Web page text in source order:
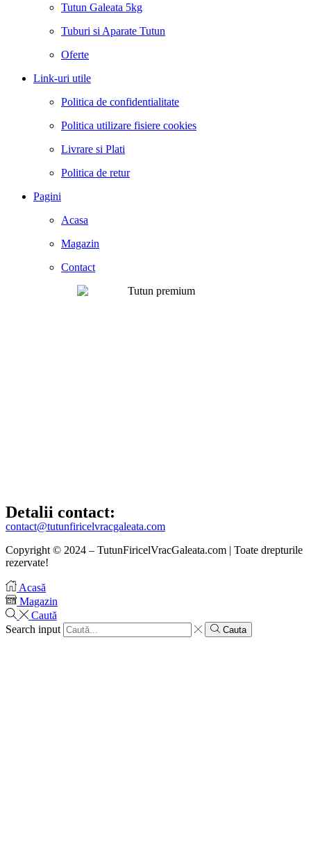
Tutun Galeata 5kg
Tuburi si Aparate Tutun
Oferte
Link-uri utile
Politica de confidentialitate
Politica utilizare fisiere cookies
Livrare si Plati
Politica de retur
Pagini
Acasa
Magazin
Contact
Detalii contact:
contact@tutunfiricelvracgaleata.com
Copyright © 2024 – TutunFiricelVracGaleata.com | Toate drepturile
rezervate!
Acasă
Magazin
Caută
Search input
Cauta